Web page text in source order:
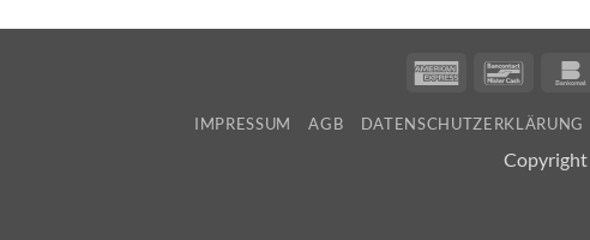
American
IMPRESSUM AGB DATENSCHUTZERKLÄRUNG